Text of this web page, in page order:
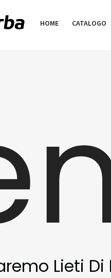
HOME CATALOGO
Lieti Di